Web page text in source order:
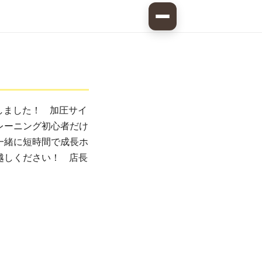
ました！ 加圧サイ
ニング初心者だけ
に短時間で成長ホ
しください！ 店長